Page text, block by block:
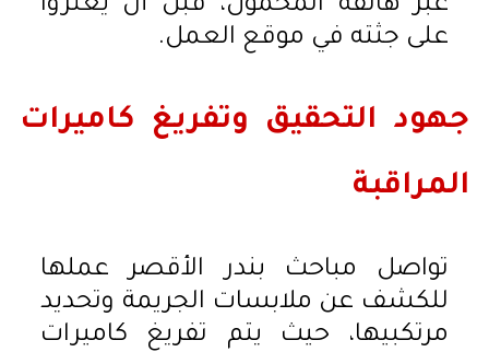
عبر هاتفه المحمول، قبل أن يعثروا
على جثته في موقع العمل.
جهود التحقيق وتفريغ كاميرات
المراقبة
تواصل مباحث بندر الأقصر عملها
للكشف عن ملابسات الجريمة وتحديد
مرتكبيها، حيث يتم تفريغ كاميرات